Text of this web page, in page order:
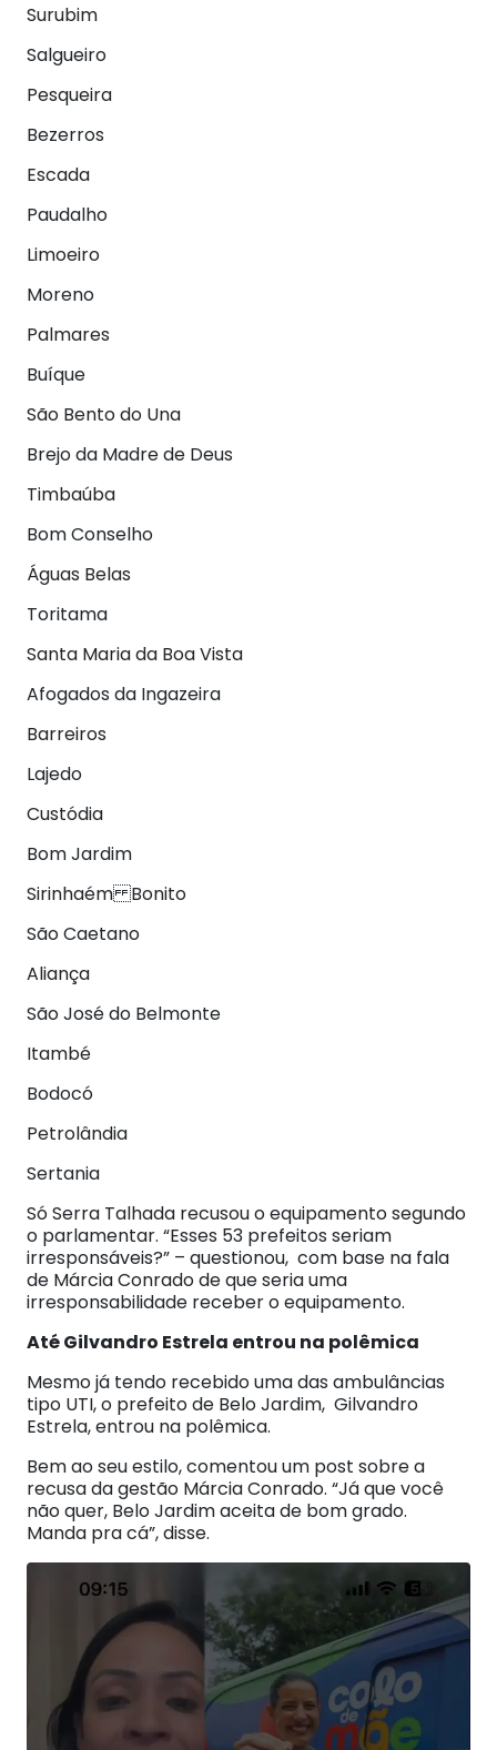
Surubim
Salgueiro
Pesqueira
Bezerros
Escada
Paudalho
Limoeiro
Moreno
Palmares
Buíque
São Bento do Una
Brejo da Madre de Deus
Timbaúba
Bom Conselho
Águas Belas
Toritama
Santa Maria da Boa Vista
Afogados da Ingazeira
Barreiros
Lajedo
Custódia
Bom Jardim
Sirinhaém Bonito
São Caetano
Aliança
São José do Belmonte
Itambé
Bodocó
Petrolândia
Sertania
Só Serra Talhada recusou o equipamento segundo
o parlamentar. “Esses 53 prefeitos seriam
irresponsáveis?” – questionou, com base na fala
de Márcia Conrado de que seria uma
irresponsabilidade receber o equipamento.
Até Gilvandro Estrela entrou na polêmica
Mesmo já tendo recebido uma das ambulâncias
tipo UTI, o prefeito de Belo Jardim, Gilvandro
Estrela, entrou na polêmica.
Bem ao seu estilo, comentou um post sobre a
recusa da gestão Márcia Conrado. “Já que você
não quer, Belo Jardim aceita de bom grado.
Manda pra cá”, disse.